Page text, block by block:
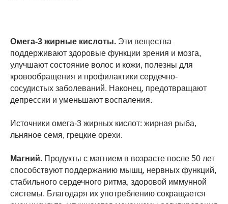
Омега-3 жирные кислоты. Эти вещества
поддерживают здоровые функции зрения и мозга,
улучшают состояние волос и кожи, полезны для
кровообращения и профилактики сердечно-
сосудистых заболеваний. Наконец, предотвращают
депрессии и уменьшают воспаления.
Источники омега-3 жирных кислот: жирная рыба,
льняное семя, грецкие орехи.
Магний. Продукты с магнием в возрасте после 50 лет
способствуют поддержанию мышц, нервных функций,
стабильного сердечного ритма, здоровой иммунной
системы. Благодаря их употреблению сокращается